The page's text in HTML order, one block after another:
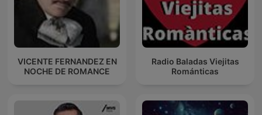
VICENTE FERNANDEZ EN
NOCHE DE ROMANCE
Radio Baladas Viejitas
Románticas